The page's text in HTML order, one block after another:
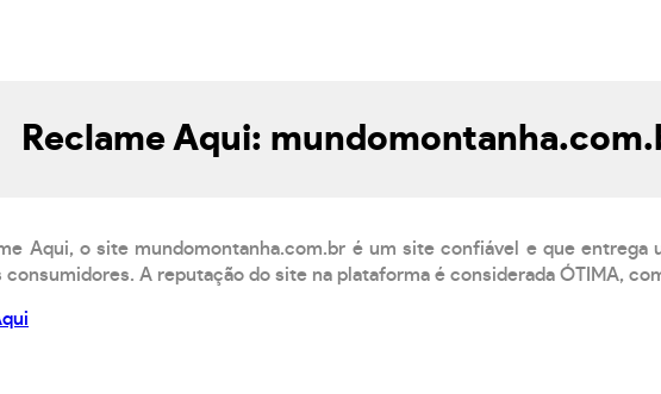
Reclame Aqui:
Aqui, o site mundomontanha.com.br é um site confiável e que entrega
consumidores. A reputação do site na plataforma é considerada ÓTIMA,